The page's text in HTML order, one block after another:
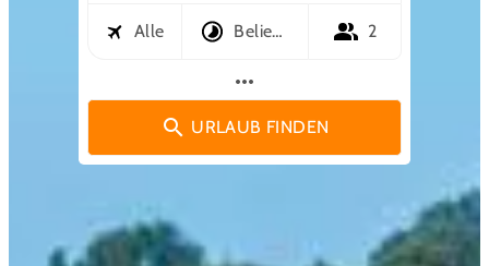
Alle Beliebig 2
more_horiz
URLAUB FINDEN